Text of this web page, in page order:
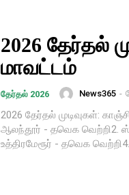
2026 தேர்தல்
மாவட்டம்
தேர்தல் 2026 News365 -
2026 தேர்தல் முடிவுகள்:
ஆலந்தூர் - தவெக வெற்றி2.
உத்திரமேரூர் - தவெக